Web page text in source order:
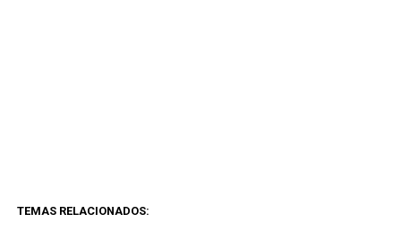
TEMAS RELACIONADOS: